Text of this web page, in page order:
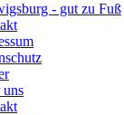
- gut zu Fuß